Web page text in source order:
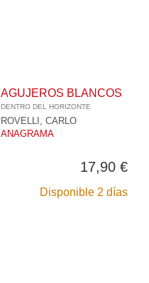
AGUJEROS BLANCOS
DENTRO DEL HORIZONTE
ROVELLI, CARLO
ANAGRAMA
17,90 €
Disponible 2 días